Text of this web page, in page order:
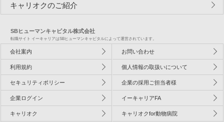
キャリオクのご紹介
SBヒューマンキャピタル株式会社
転職サイト イーキャリアはSBヒューマンキャピタルによって運営されています。
会社案内 お問い合わせ
利用規約 個人情報の取扱いについて
セキュリティポリシー 企業の採用ご担当者様
企業ログイン イーキャリアFA
キャリオク キャリオクfor動物病院